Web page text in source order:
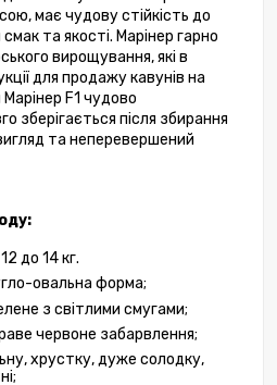
має чудову стійкість до
та якості. Марінер гарно
вирощування, які в
для продажу кавунів на
F1 чудово
зберігається після збирання
та неперевершений
до 14 кг.
овальна форма;
з світлими смугами;
червоне забарвлення;
хрустку, дуже солодку,